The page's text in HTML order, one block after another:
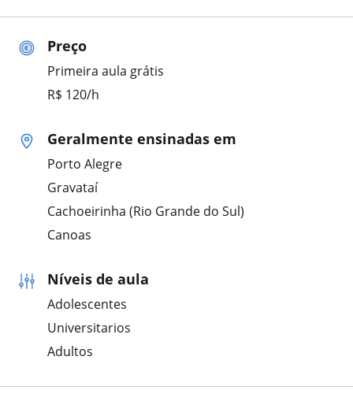
Preço
Primeira aula grátis
R$ 120/h
Geralmente ensinadas em
Porto Alegre
Gravataí
Cachoeirinha (Rio Grande do Sul)
Canoas
Níveis de aula
Adolescentes
Universitarios
Adultos